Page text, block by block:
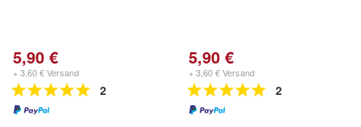
5,90 €
+ 3,60 € Versand
2
5,90 €
+ 3,60 € Versand
2